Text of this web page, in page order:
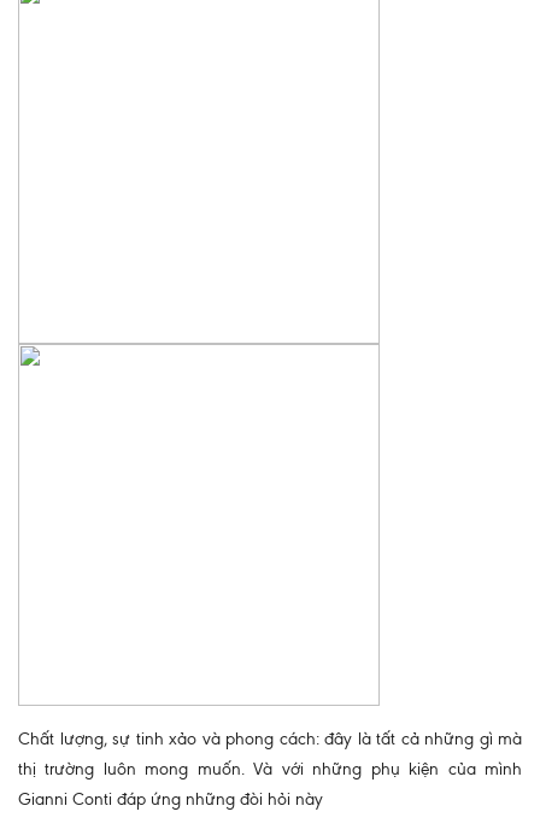
Chất lượng, sự tinh xảo và phong cách: đây là tất cả những gì mà
thị trường luôn mong muốn. Và với những phụ kiện của mình
Gianni Conti đáp ứng những đòi hỏi này